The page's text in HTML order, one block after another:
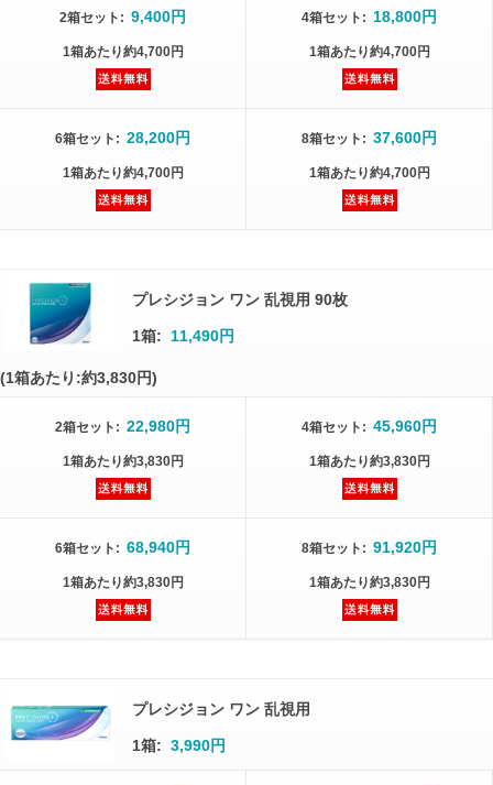
2箱セット : 9,400円
1箱あたり約4,700円
4箱セット : 18,800円
1箱あたり約4,700円
6箱セット : 28,200円
1箱あたり約4,700円
8箱セット : 37,600円
1箱あたり約4,700円
プレシジョン ワン 乱視用 90枚
1箱: 11,490円
(1箱あたり:約3,830円)
2箱セット : 22,980円
1箱あたり約3,830円
4箱セット : 45,960円
1箱あたり約3,830円
6箱セット : 68,940円
1箱あたり約3,830円
8箱セット : 91,920円
1箱あたり約3,830円
プレシジョン ワン 乱視用
1箱: 3,990円